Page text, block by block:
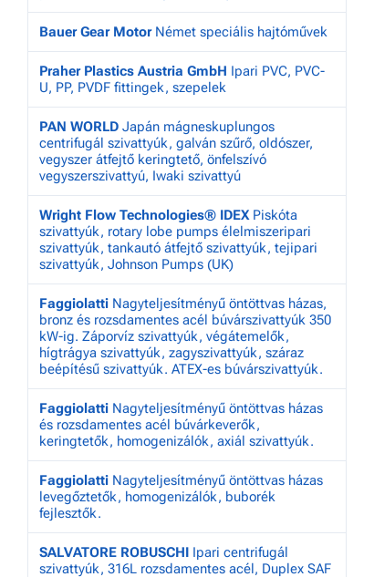
Bauer Gear MotorNémet speciális hajtóművek
Praher Plastics Austria GmbH Ipari PVC, PVC-
U, PP, PVDF fittingek, szepelek
PAN WORLD Japán mágneskuplungos
centrifugál szivattyúk, galván szűrő, oldószer,
vegyszer átfejtő keringtető, önfelszívó
vegyszerszivattyú, Iwaki szivattyú
Wright Flow Technologies® IDEXPiskóta
szivattyúk, rotary lobe pumps élelmiszeripari
szivattyúk, tankautó átfejtő szivattyúk, tejipari
szivattyúk, Johnson Pumps (UK)
Faggiolatti Nagyteljesítményű öntöttvas házas,
bronz és rozsdamentes acél búvárszivattyúk 350
kW-ig. Záporvíz szivattyúk, végátemelők,
hígtrágya szivattyúk, zagyszivattyúk, száraz
beépítésű szivattyúk. ATEX-es búvárszivattyúk.
Faggiolatti Nagyteljesítményű öntöttvas házas
és rozsdamentes acél búvárkeverők,
keringtetők, homogenizálók, axiál szivattyúk.
Faggiolatti Nagyteljesítményű öntöttvas házas
levegőztetők, homogenizálók, buborék
fejlesztők.
SALVATORE ROBUSCHI Ipari centrifugál
szivattyúk, 316L rozsdamentes acél, Duplex SAF